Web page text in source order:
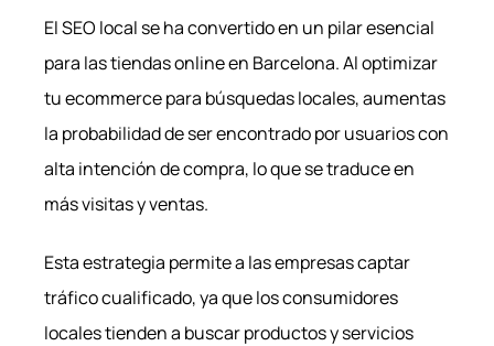
El SEO local se ha convertido en un pilar esencial
para las tiendas online en Barcelona. Al optimizar
tu ecommerce para búsquedas locales, aumentas
la probabilidad de ser encontrado por usuarios con
alta intención de compra, lo que se traduce en
más visitas y ventas.
Esta estrategia permite a las empresas captar
tráfico cualificado, ya que los consumidores
locales tienden a buscar productos y servicios